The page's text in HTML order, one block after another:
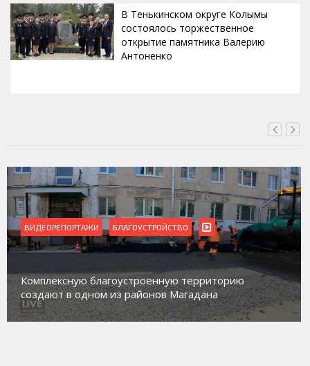
В Тенькинском округе Колымы
состоялось торжественное
открытие памятника Валерию
Антоненко
ВИДЕОРЕПОРТАЖИ БЛАГОУСТРОЙСТВО
Комплексную благоустроенную территорию
создают в одном из районов Магадана